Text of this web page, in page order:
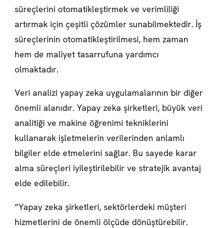
süreçlerini otomatikleştirmek ve verimliliği
artırmak için çeşitli çözümler sunabilmektedir. İş
süreçlerinin otomatikleştirilmesi, hem zaman
hem de maliyet tasarrufuna yardımcı
olmaktadır.
Veri analizi yapay zeka uygulamalarının bir diğer
önemli alanıdır. Yapay zeka şirketleri, büyük veri
analitiği ve makine öğrenimi tekniklerini
kullanarak işletmelerin verilerinden anlamlı
bilgiler elde etmelerini sağlar. Bu sayede karar
alma süreçleri iyileştirilebilir ve stratejik avantaj
elde edilebilir.
“Yapay zeka şirketleri, sektörlerdeki müşteri
hizmetlerini de önemli ölçüde dönüştürebilir.